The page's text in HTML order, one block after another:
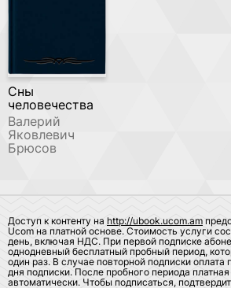
Сны
человечества
Валерий
Яковлевич
Брюсов
Доступ к контенту на http://ubook.ucom.am
Ucom на платной основе. Стоимость услуги
день, включая НДС. При первой подписке
однодневный бесплатный пробный период,
один раз. В случае повторной подписки оплата
дня подписки. После пробного периода
автоматически. Чтобы подписаться,